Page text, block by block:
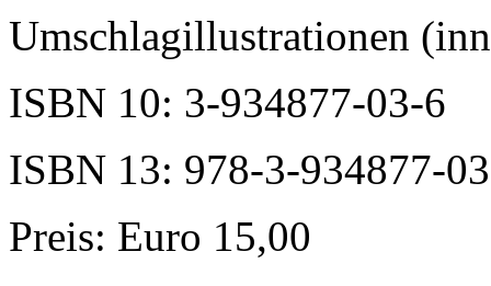
Umschlagillustrationen
ISBN 10: 3-934877-03-6
ISBN 13: 978-3-934877-
Preis: Euro 15,00